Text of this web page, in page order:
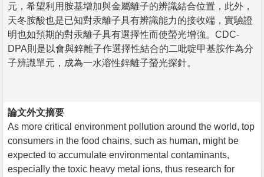
元，希望利用胺基增加與金屬離子的辨識結合位置，此外，
天冬胺酸也是已知對汞離子具有辨識能力的接收端，實驗證
明也如預期的對汞離子具有選擇性而使螢光增強。CDC-
DPA則是以會與鋅離子作選擇性結合的二吡啶甲基胺作為分
子辨識單元，成為一水溶性鋅離子螢光探針。
論文外文摘要
As more critical environment pollution around the world, top
consumers in the food chains, such as human, might be
expected to accumulate environmental contaminants,
especially the toxic heavy metal ions, thus research for